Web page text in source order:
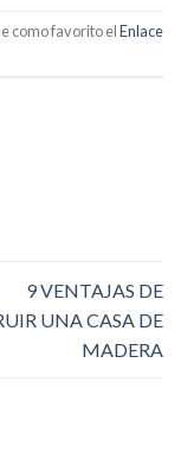
como favorito elEnlace
9 VENTAJAS DE
UNA CASA DE
MADERA